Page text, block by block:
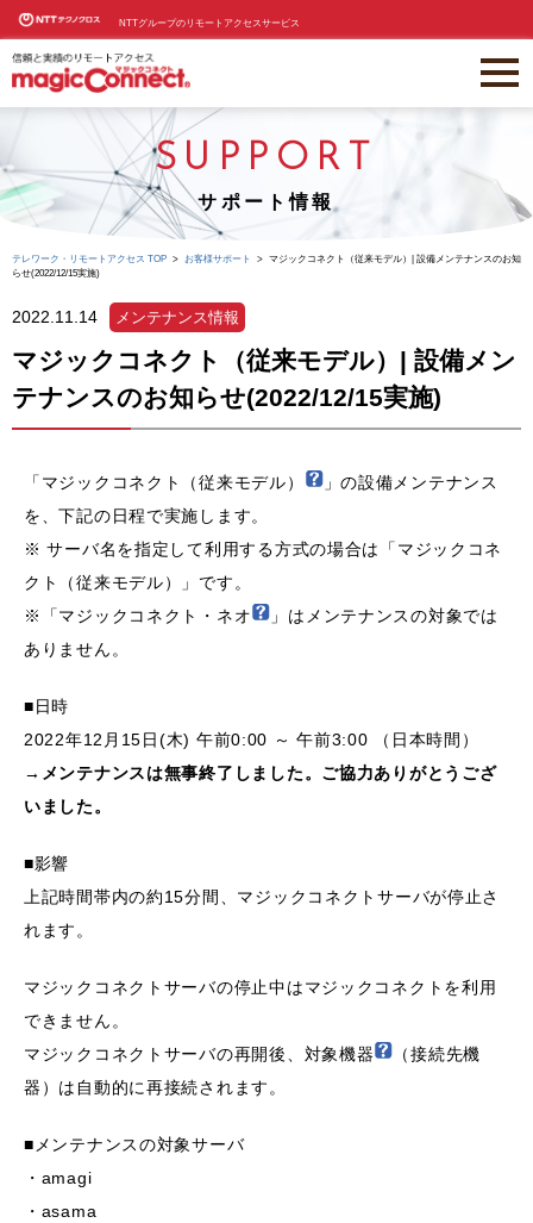
NTTグループのリモートアクセスサービス
SUPPORT
サポート情報
テレワーク・リモートアクセス TOP お客様サポート
マジックコネクト（従来モデル）| 設備メンテナンスのお知
らせ(2022/12/15実施)
2022.11.14 メンテナンス情報
マジックコネクト（従来モデル）| 設備メン
テナンスのお知らせ(2022/12/15実施)
「マジックコネクト（従来モデル）
」の設備メンテナンス
を、下記の日程で実施します。
※ サーバ名を指定して利用する方式の場合は「マジックコネ
クト（従来モデル）」です。
※「マジックコネクト・ネオ
」はメンテナンスの対象では
ありません。
■日時
2022年12月15日(木) 午前0:00 ～ 午前3:00 （日本時間）
→メンテナンスは無事終了しました。ご協力ありがとうござ
いました。
■影響
上記時間帯内の約15分間、マジックコネクトサーバが停止さ
れます。
マジックコネクトサーバの停止中はマジックコネクトを利用
できません。
マジックコネクトサーバの再開後、対象機器
（接続先機
器）は自動的に再接続されます。
■メンテナンスの対象サーバ
・amagi
・asama